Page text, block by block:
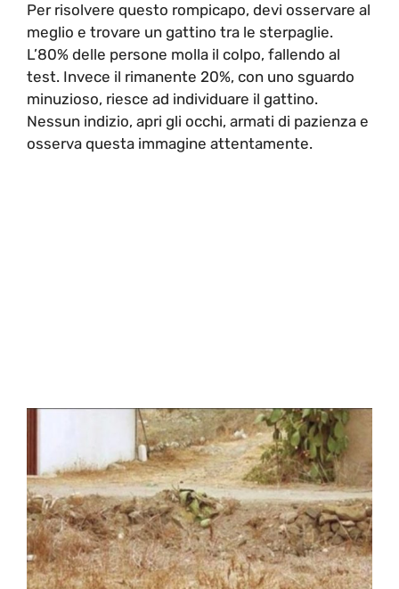
Per risolvere questo rompicapo, devi osservare al
meglio e trovare un gattino tra le sterpaglie.
L’80% delle persone molla il colpo, fallendo al
test. Invece il rimanente 20%, con uno sguardo
minuzioso, riesce ad individuare il gattino.
Nessun indizio, apri gli occhi, armati di pazienza e
osserva questa immagine attentamente.